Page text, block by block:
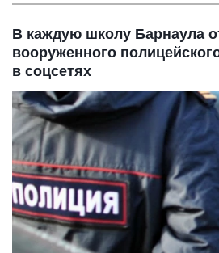
В каждую школу Барнаула
вооруженного
в соцсетях